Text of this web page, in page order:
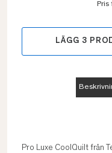
Pris
LÄGG 3
Pro Luxe CoolQuilt från